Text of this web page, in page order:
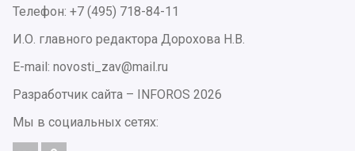
Телефон: +7 (495) 718-84-11
И.О. главного редактора Дорохова Н.В.
E-mail: novosti_zav@mail.ru
Разработчик сайта –
INFOROS 2026
Мы в социальных сетях: